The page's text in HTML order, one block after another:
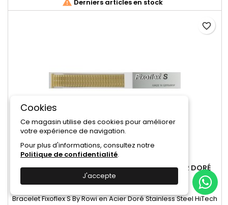
 Derniers articles en stock
MARQUE:ROWI FIXOFLEX
BRACELET DE MONTRE 20MM FIXOFLEX EN ACIER DORÉ
ORIGINAL ROWI FIXOFLEX
(0)
Bracelet Fixoflex S By Rowi en Acier Doré Stainless Steel HiTech
favorite_border
Cookies
Ce magasin utilise des cookies pour améliorer
votre expérience de navigation.
Pour plus d'informations, consultez notre
Politique de confidentialité.
J'accepte